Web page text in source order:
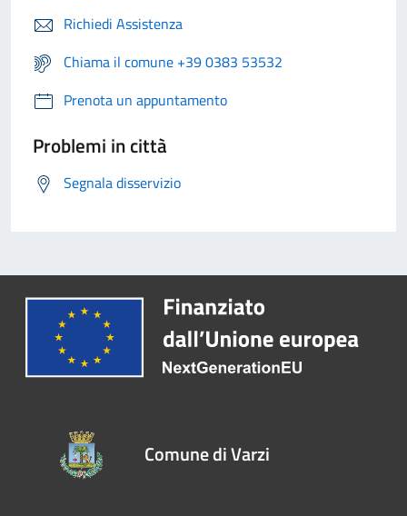
Richiedi Assistenza
Chiama il comune +39 0383 53532
Prenota un appuntamento
Problemi in città
Segnala disservizio
Comune di Varzi